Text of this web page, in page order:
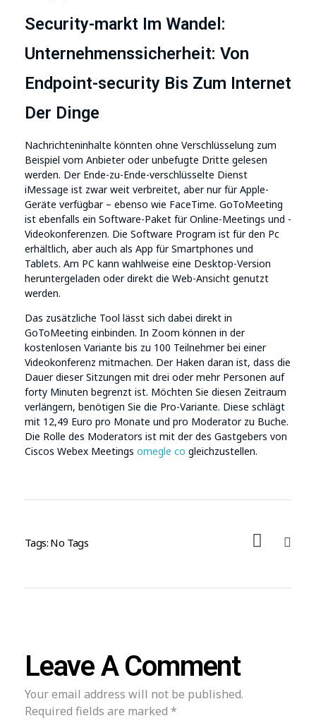
Security-markt Im Wandel:
Unternehmenssicherheit: Von
Endpoint-security Bis Zum Internet
Der Dinge
Nachrichteninhalte könnten ohne Verschlüsselung zum
Beispiel vom Anbieter oder unbefugte Dritte gelesen
werden. Der Ende-zu-Ende-verschlüsselte Dienst
iMessage ist zwar weit verbreitet, aber nur für Apple-
Geräte verfügbar – ebenso wie FaceTime. GoToMeeting
ist ebenfalls ein Software-Paket für Online-Meetings und -
Videokonferenzen. Die Software Program ist für den Pc
erhältlich, aber auch als App für Smartphones und
Tablets. Am PC kann wahlweise eine Desktop-Version
heruntergeladen oder direkt die Web-Ansicht genutzt
werden.
Das zusätzliche Tool lässt sich dabei direkt in
GoToMeeting einbinden. In Zoom können in der
kostenlosen Variante bis zu 100 Teilnehmer bei einer
Videokonferenz mitmachen. Der Haken daran ist, dass die
Dauer dieser Sitzungen mit drei oder mehr Personen auf
forty Minuten begrenzt ist. Möchten Sie diesen Zeitraum
verlängern, benötigen Sie die Pro-Variante. Diese schlägt
mit 12,49 Euro pro Monate und pro Moderator zu Buche.
Die Rolle des Moderators ist mit der des Gastgebers von
Ciscos Webex Meetings omegle co gleichzustellen.
Tags: No Tags
Leave A Comment
Your email address will not be published.
Required fields are marked *